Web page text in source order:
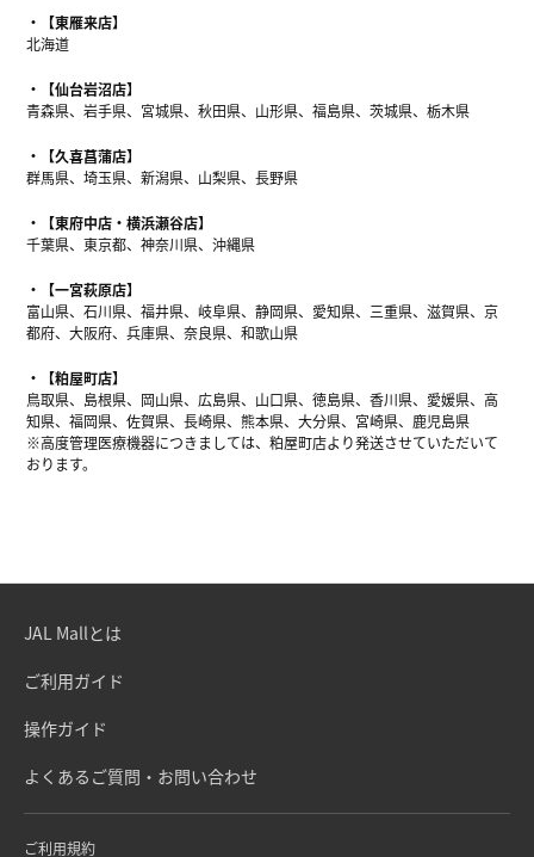
【東雁来店】
北海道
【仙台岩沼店】
青森県、岩手県、宮城県、秋田県、山形県、福島県、茨城県、栃木県
【久喜菖蒲店】
群馬県、埼玉県、新潟県、山梨県、長野県
【東府中店・横浜瀬谷店】
千葉県、東京都、神奈川県、沖縄県
【一宮萩原店】
富山県、石川県、福井県、岐阜県、静岡県、愛知県、三重県、滋賀県、京
都府、大阪府、兵庫県、奈良県、和歌山県
【粕屋町店】
鳥取県、島根県、岡山県、広島県、山口県、徳島県、香川県、愛媛県、高
知県、福岡県、佐賀県、長崎県、熊本県、大分県、宮崎県、鹿児島県
※高度管理医療機器につきましては、粕屋町店より発送させていただいて
おります。
JAL Mallとは
ご利用ガイド
操作ガイド
よくあるご質問・お問い合わせ
ご利用規約